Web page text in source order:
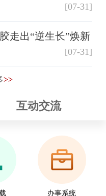
[07-31]
走出“逆生长”焕新
[07-31]
>>
互动交流
办事系统